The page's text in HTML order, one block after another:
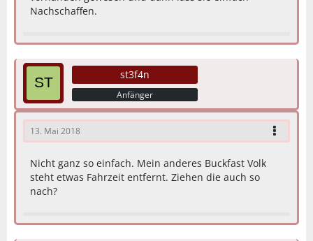
Nachschaffen.
st3f4n
Anfänger
13. Mai 2018
Nicht ganz so einfach. Mein anderes Buckfast Volk
steht etwas Fahrzeit entfernt. Ziehen die auch so
nach?